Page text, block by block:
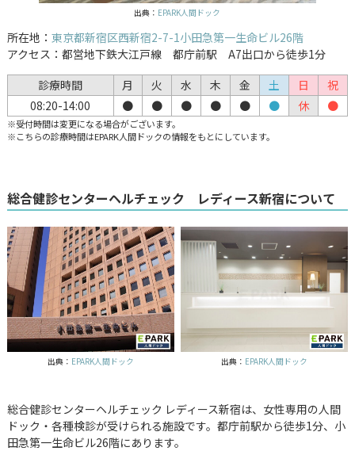
出典： EPARK人間ドック
所在地： 東京都新宿区西新宿2-7-1小田急第一生命ビル26階
アクセス：都営地下鉄大江戸線 都庁前駅 A7出口から徒歩1分
診療時間
月 火 水 木 金 土 日
祝
08:20-14:00
● ● ● ● ● ● 休 ●
※受付時間は変更になる場合がございます。
※こちらの診療時間はEPARK人間ドックの情報をもとにしています。
総合健診センターヘルチェック レディース新宿について
出典： EPARK人間ドック 出典： EPARK人間ドック
総合健診センターヘルチェック レディース新宿は、女性専用の人間
ドック・各種検診が受けられる施設です。都庁前駅から徒歩1分、小
田急第一生命ビル26階にあります。